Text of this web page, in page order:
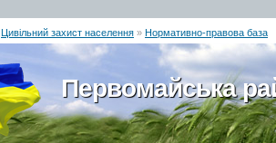
Цивільний захист населення » Нормативно-правова база
Первомайська